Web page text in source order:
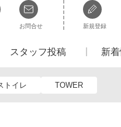
お問合せ 新規登録
スタッフ投稿 新
トイレ TOWER